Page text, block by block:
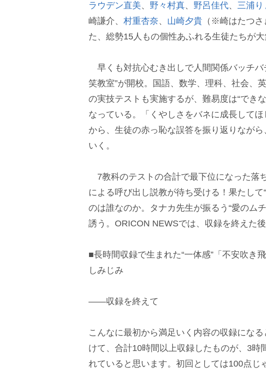
ラウデン直美、 野々村真、 野呂佳代、 三浦り
崎謙介、 村重杏奈、 山崎夕貴 （※崎はたつさ
た、総勢15人もの個性あふれる生徒たちが大
早くも対抗心むき出しで人間関係バッチバ
笑教室”が開校。国語、数学、理科、社会、
の実技テストも実施するが、難易度は“でき
なっている。「くやしさをバネに成長して
から、生徒の赤っ恥な誤答を振り返りなが
いく。
7教科のテストの合計で最下位になった落
による呼び出し説教が待ち受ける！果たし
のは誰なのか。タナカ先生が振るう“愛のム
誘う。ORICON NEWSでは、収録を終えた
■長時間収録で生まれた“一体感”「不安吹
しみじみ
――収録を終えて
こんなに最初から満足いく内容の収録にな
けて、合計10時間以上収録したものが、3時
れていると思います。初回としては100点じ